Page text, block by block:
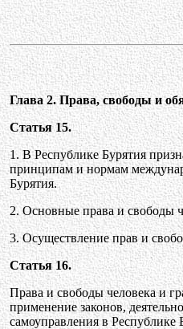
Глава 2. Права, свободы и
Статья 15.
1. В Республике Бурятия
принципам и нормам
Бурятия.
2. Основные права и свободы
3. Осуществление прав и
Статья 16.
Права и свободы человека и
применение законов,
самоуправления в Республике